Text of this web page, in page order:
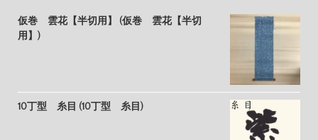
仮巻 雲花【半切用】 (仮巻 雲花【半切
用】)
10丁型 糸目 (10丁型 糸目)